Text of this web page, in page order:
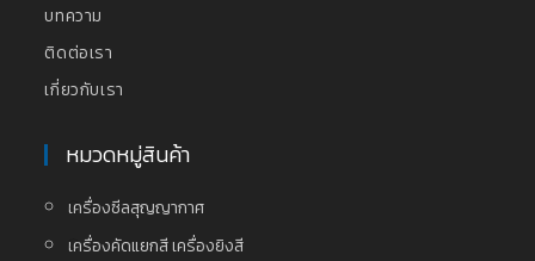
บทความ
ติดต่อเรา
เกี่ยวกับเรา
หมวดหมู่สินค้า
เครื่องซีลสุญญากาศ
เครื่องคัดแยกสี เครื่องยิงสี